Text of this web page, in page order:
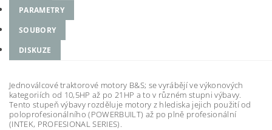
PARAMETRY
SOUBORY
DISKUZE
Jednoválcové traktorové motory B&S; se vyrábějí ve výkonových
kategoriích od 10,5HP až po 21HP a to v různém stupni výbavy.
Tento stupeň výbavy rozděluje motory z hlediska jejich použití od
poloprofesionálního (POWERBUILT) až po plně profesionální
(INTEK, PROFESIONAL SERIES).